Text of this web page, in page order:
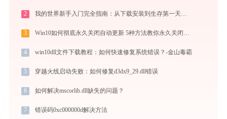
2 我的世界新手入门完全指南：从下载安装到生存第一天，一篇讲透
3 Win10如何彻底永久关闭自动更新 5种方法教你永久关闭win10自动更新
4 win10dll文件下载教程：如何快速修复系统错误？-金山毒霸
5 穿越火线启动失败：如何修复d3dx9_29.dll错误
6 如何解决mscorlib.dll缺失的问题？
7 错误码0xc000000d解决方法